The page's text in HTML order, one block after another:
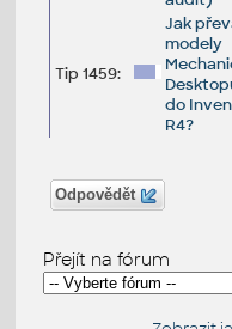
Tip 1459:
Jak
modely
do
R4?
Odpovědět
Přejít na fórum